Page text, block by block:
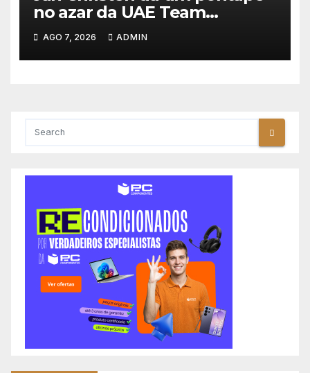
no azar da UAE Team
Emirates e vence na Volta a
Polónia
AGO 7, 2026 ADMIN